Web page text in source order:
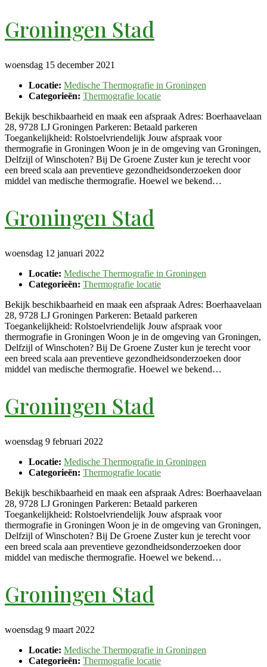
Groningen Stad
woensdag 15 december 2021
Locatie: Medische Thermografie in Groningen
Categorieën: Thermografie locatie
Bekijk beschikbaarheid en maak een afspraak Adres: Boerhaavelaan
28, 9728 LJ Groningen Parkeren: Betaald parkeren
Toegankelijkheid: Rolstoelvriendelijk Jouw afspraak voor
thermografie in Groningen Woon je in de omgeving van Groningen,
Delfzijl of Winschoten? Bij De Groene Zuster kun je terecht voor
een breed scala aan preventieve gezondheidsonderzoeken door
middel van medische thermografie. Hoewel we bekend…
Groningen Stad
woensdag 12 januari 2022
Locatie: Medische Thermografie in Groningen
Categorieën: Thermografie locatie
Bekijk beschikbaarheid en maak een afspraak Adres: Boerhaavelaan
28, 9728 LJ Groningen Parkeren: Betaald parkeren
Toegankelijkheid: Rolstoelvriendelijk Jouw afspraak voor
thermografie in Groningen Woon je in de omgeving van Groningen,
Delfzijl of Winschoten? Bij De Groene Zuster kun je terecht voor
een breed scala aan preventieve gezondheidsonderzoeken door
middel van medische thermografie. Hoewel we bekend…
Groningen Stad
woensdag 9 februari 2022
Locatie: Medische Thermografie in Groningen
Categorieën: Thermografie locatie
Bekijk beschikbaarheid en maak een afspraak Adres: Boerhaavelaan
28, 9728 LJ Groningen Parkeren: Betaald parkeren
Toegankelijkheid: Rolstoelvriendelijk Jouw afspraak voor
thermografie in Groningen Woon je in de omgeving van Groningen,
Delfzijl of Winschoten? Bij De Groene Zuster kun je terecht voor
een breed scala aan preventieve gezondheidsonderzoeken door
middel van medische thermografie. Hoewel we bekend…
Groningen Stad
woensdag 9 maart 2022
Locatie: Medische Thermografie in Groningen
Categorieën: Thermografie locatie